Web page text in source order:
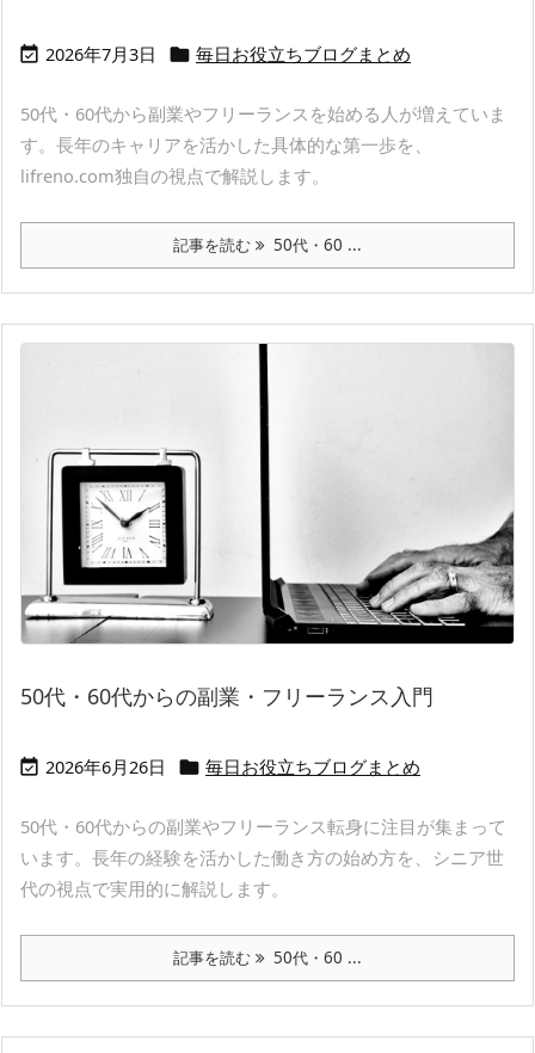
 2026年7月3日  毎日お役立ちブログまとめ
50代・60代から副業やフリーランスを始める人が増えていま
す。長年のキャリアを活かした具体的な第一歩を、
lifreno.com独自の視点で解説します。
記事を読む 50代・60 ...
50代・60代からの副業・フリーランス入門
 2026年6月26日  毎日お役立ちブログまとめ
50代・60代からの副業やフリーランス転身に注目が集まって
います。長年の経験を活かした働き方の始め方を、シニア世
代の視点で実用的に解説します。
記事を読む 50代・60 ...